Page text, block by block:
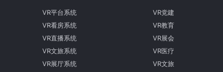
VR平台系统
VR看房系统
VR直播系统
VR文旅系统
VR展厅系统
VR党建
VR教育
VR展会
VR医疗
VR文旅